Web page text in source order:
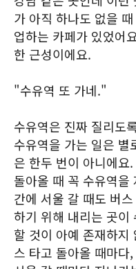
가 아직 하나도 없을
업하는 카페가 있었어
한 근성이에요.
"수유역 또 가네."
수유역은 진짜 질리도
수유역을 가는 일은 별
은 한두 번이 아니에요
돌아올 때 꼭 수유역을
간에 서울 갈 때도 버
하기 위해 내리는 곳이
할 것이 아예 존재하지
스 타고 돌아올 때마다